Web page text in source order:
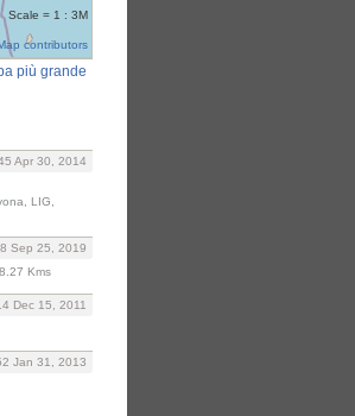
Scale = 1 : 3M
contributors
più grande
Apr 30, 2014
LIG,
Sep 25, 2019
Kms
Dec 15, 2011
Jan 31, 2013